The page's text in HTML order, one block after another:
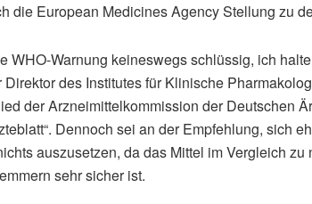
die European Medicines Agency Stellung zu
WHO-Warnung keineswegs schlüssig, ich
Direktor des Institutes für Klinische
der Arzneimittelkommission der Deutschen
Dennoch sei an der Empfehlung, sich
auszusetzen, da das Mittel im Vergleich
sehr sicher ist.